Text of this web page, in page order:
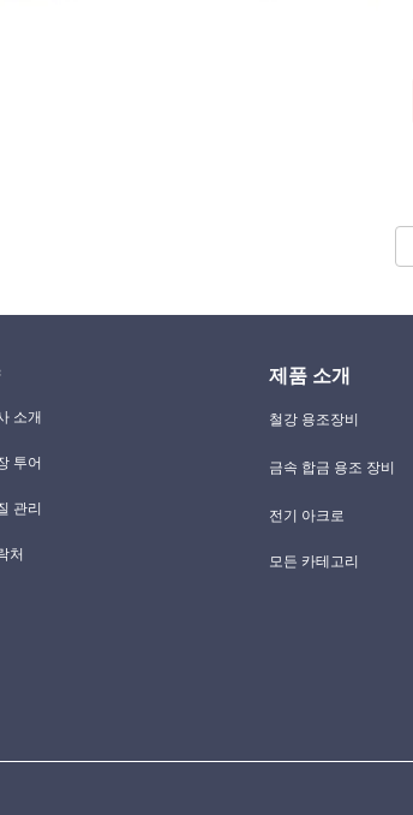
소개
투어
관리
처
제품 소개
철강 용조장비
금속 합금 용조 장비
전기 아크로
모든 카테고리